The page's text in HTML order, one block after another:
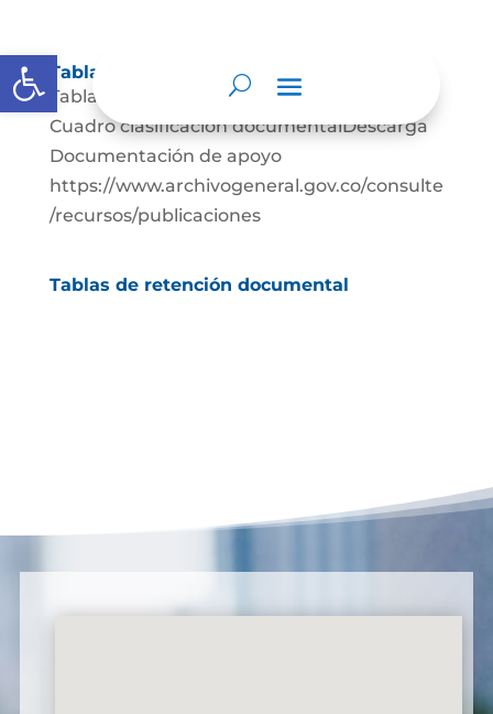
Abrir barra de herramientas
Tablas de retención documental
Tablas de Retención documental Descarga
Cuadro clasificación documentalDescarga
Documentación de apoyo
https://www.archivogeneral.gov.co/consulte
/recursos/publicaciones
Tablas de retención documental